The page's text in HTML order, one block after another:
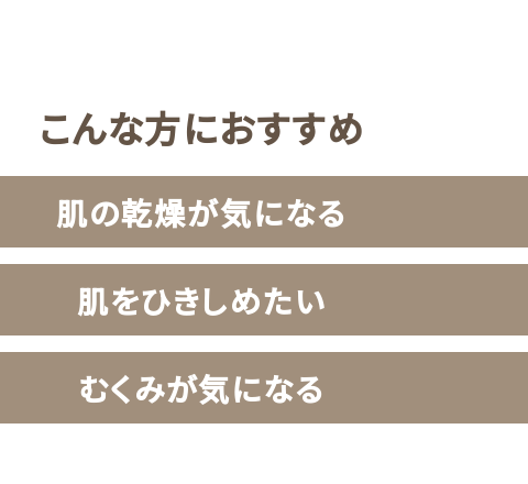
こんな方におすすめ
肌の乾燥が気になる
肌をひきしめたい
むくみが気になる